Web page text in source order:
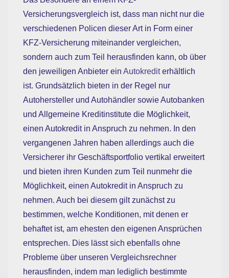
Versicherungsvergleich ist, dass man nicht nur die
verschiedenen Policen dieser Art in Form einer
KFZ-Versicherung miteinander vergleichen,
sondern auch zum Teil herausfinden kann, ob über
den jeweiligen Anbieter ein Autokrediterhältlich
ist. Grundsätzlich bieten in der Regel nur
Autohersteller und Autohändler sowie Autobanken
und Allgemeine Kreditinstitute die Möglichkeit,
einen Autokredit in Anspruch zu nehmen. In den
vergangenen Jahren haben allerdings auch die
Versicherer ihr Geschäftsportfolio vertikal erweitert
und bieten ihren Kunden zum Teil nunmehr die
Möglichkeit, einen Autokredit in Anspruch zu
nehmen. Auch bei diesem gilt zunächst zu
bestimmen, welche Konditionen, mit denen er
behaftet ist, am ehesten den eigenen Ansprüchen
entsprechen. Dies lässt sich ebenfalls ohne
Probleme über unseren Vergleichsrechner
herausfinden, indem man lediglich bestimmte